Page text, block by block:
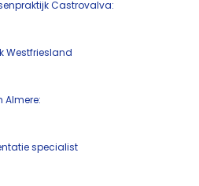
Castrovalva:
Westfriesland
Almere:
specialist